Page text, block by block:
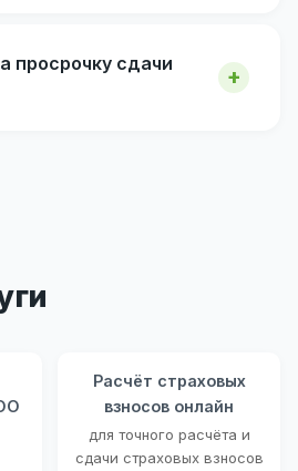
просрочку сдачи
Расчёт страховых
взносов онлайн
для точного расчёта и
сдачи страховых взносов